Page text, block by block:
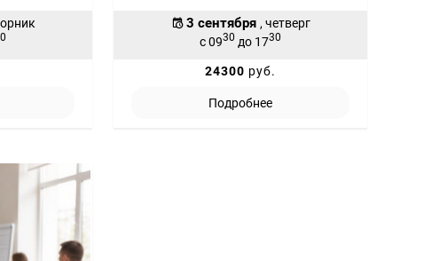
3 сентября , четверг
с 0930 до 1730
24300 руб.
Подробнее